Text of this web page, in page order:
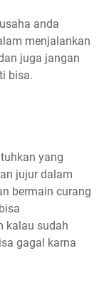
anda
menjalankan
juga jangan
bisa.
yang
jujur dalam
bermain curang
kalau sudah
gagal karna